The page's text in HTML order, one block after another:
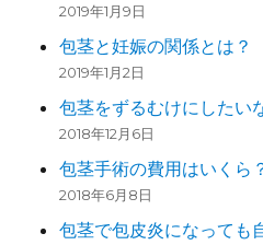
2019年1月9日
包茎と妊娠の関係とは？
2019年1月2日
包茎をずるむけにしたい
2018年12月6日
包茎手術の費用はいくら
2018年6月8日
包茎で包皮炎になっても